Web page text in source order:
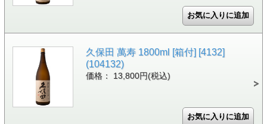
久保田 萬寿 1800ml [箱付] [4132]
(104132)
価格： 13,800円(税込)